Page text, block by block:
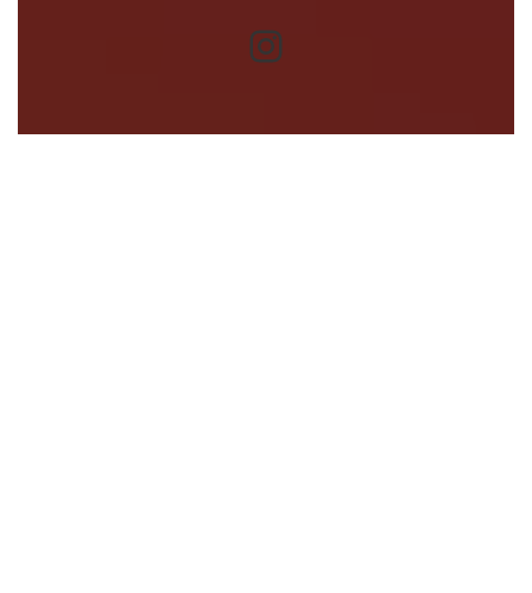
Instagram